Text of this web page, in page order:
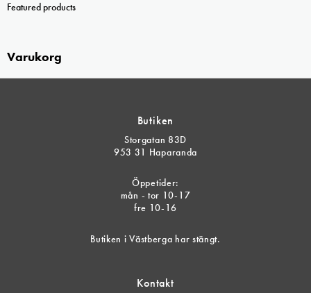
Featured products
Varukorg
Butiken
Storgatan 83D
953 31 Haparanda
Öppetider:
mån - tor 10-17
fre 10-16
Butiken i Västberga har stängt.
Kontakt